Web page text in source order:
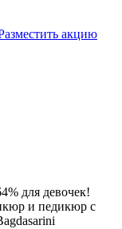
акцию
для девочек!
и педикюр с